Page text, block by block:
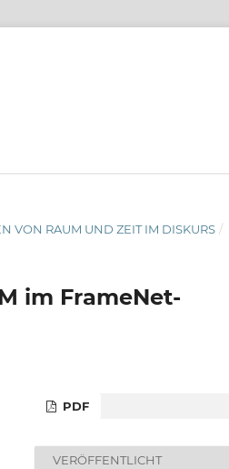
VON RAUM UND ZEIT IM DISKURS /
im FrameNet-
PDF
VERÖFFENTLICHT